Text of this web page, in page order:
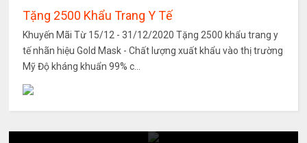
Tặng 2500 Khẩu Trang Y Tế
Khuyến Mãi Từ 15/12 - 31/12/2020 Tặng 2500 khẩu trang y
tế nhãn hiệu Gold Mask - Chất lượng xuất khẩu vào thị trường
Mỹ Độ kháng khuẩn 99% c...